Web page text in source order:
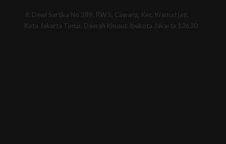
Jl. Dewi Sartika No.289, RW.5, Cawang, Kec. Kramat jati,
Kota Jakarta Timur, Daerah Khusus Ibukota Jakarta 13630